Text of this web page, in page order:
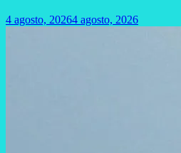
4 agosto, 20264 agosto, 2026